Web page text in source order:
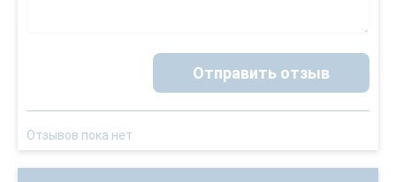
Отправить отзыв
Отзывов пока нет